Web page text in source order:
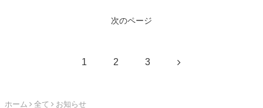
次のページ
1 2 3 次
ホーム 全て お知らせ